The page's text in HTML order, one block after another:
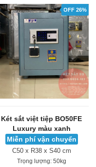
OFF 26%
Két sắt việt tiệp BO50FE
Luxury màu xanh
Miễn phí vận chuyển
C50 x R38 x S40 cm
Trọng lượng:50kg